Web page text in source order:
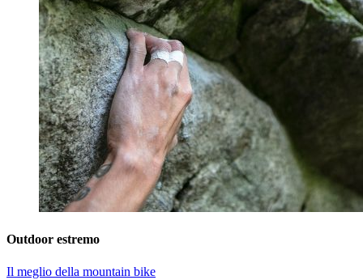
Outdoor estremo
Il meglio della mountain bike